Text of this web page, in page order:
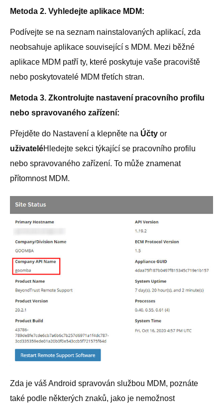
Metoda 2. Vyhledejte aplikace MDM:
Podívejte se na seznam nainstalovaných aplikací, zda
neobsahuje aplikace související s MDM. Mezi běžné
aplikace MDM patří ty, které poskytuje vaše pracoviště
nebo poskytovatelé MDM třetích stran.
Metoda 3. Zkontrolujte nastavení pracovního profilu
nebo spravovaného zařízení:
Přejděte do Nastavení a klepněte na Účty or
uživateléHledejte sekci týkající se pracovního profilu
nebo spravovaného zařízení. To může znamenat
přítomnost MDM.
Zda je váš Android spravován službou MDM, poznáte
také podle některých znaků, jako je nemožnost